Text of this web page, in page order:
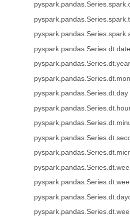
pyspark.pandas.Series.dt.date
pyspark.pandas.Series.dt.year
pyspark.pandas.Series.dt.day